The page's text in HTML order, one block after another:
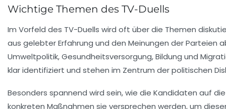
Wichtige Themen des TV-Duells
Im Vorfeld des TV-Duells wird oft über die Themen
aus gelebter Erfahrung und den Meinungen der
Umweltpolitik,Gesundheitsversorgung,Bildung und
klar identifiziert und stehen im Zentrum der politischen
Besonders spannend wird sein, wie die Kandidaten auf
konkreten Maßnahmen sie versprechen werden, um